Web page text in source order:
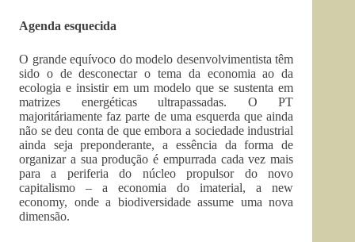
Agenda esquecida
O grande equívoco do modelo desenvolvimentista têm
sido o de desconectar o tema da economia ao da
ecologia e insistir em um modelo que se sustenta em
matrizes energéticas ultrapassadas. O PT
majoritáriamente faz parte de uma esquerda que ainda
não se deu conta de que embora a sociedade industrial
ainda seja preponderante, a essência da forma de
organizar a sua produção é empurrada cada vez mais
para a periferia do núcleo propulsor do novo
capitalismo – a economia do imaterial, a new
economy, onde a biodiversidade assume uma nova
dimensão.